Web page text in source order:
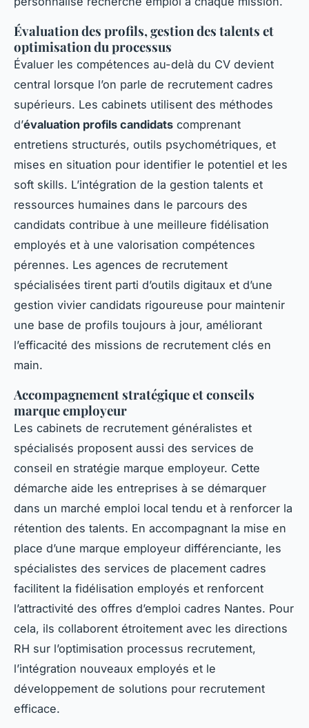
Évaluation des profils, gestion des talents et
optimisation du processus
Évaluer les compétences au-delà du CV devient
central lorsque l’on parle de recrutement cadres
supérieurs. Les cabinets utilisent des méthodes
d’évaluation profils candidats comprenant
entretiens structurés, outils psychométriques, et
mises en situation pour identifier le potentiel et les
soft skills. L’intégration de la gestion talents et
ressources humaines dans le parcours des
candidats contribue à une meilleure fidélisation
employés et à une valorisation compétences
pérennes. Les agences de recrutement
spécialisées tirent parti d’outils digitaux et d’une
gestion vivier candidats rigoureuse pour maintenir
une base de profils toujours à jour, améliorant
l’efficacité des missions de recrutement clés en
main.
Accompagnement stratégique et conseils
marque employeur
Les cabinets de recrutement généralistes et
spécialisés proposent aussi des services de
conseil en stratégie marque employeur. Cette
démarche aide les entreprises à se démarquer
dans un marché emploi local tendu et à renforcer la
rétention des talents. En accompagnant la mise en
place d’une marque employeur différenciante, les
spécialistes des services de placement cadres
facilitent la fidélisation employés et renforcent
l’attractivité des offres d’emploi cadres Nantes. Pour
cela, ils collaborent étroitement avec les directions
RH sur l’optimisation processus recrutement,
l’intégration nouveaux employés et le
développement de solutions pour recrutement
efficace.